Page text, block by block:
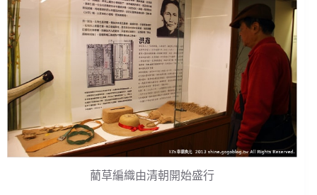
藺草編織由清朝開始盛行